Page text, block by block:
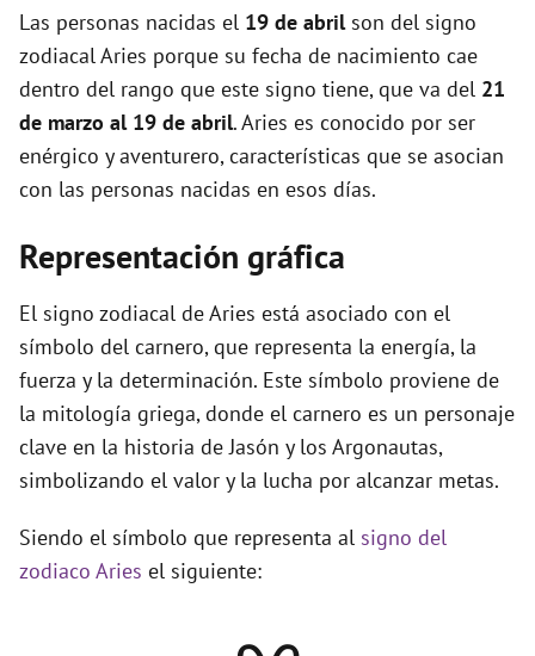
Las personas nacidas el 19 de abrilson del signo
zodiacal Aries porque su fecha de nacimiento cae
dentro del rango que este signo tiene, que va del 21
de marzo al 19 de abril. Aries es conocido por ser
enérgico y aventurero, características que se asocian
con las personas nacidas en esos días.
Representación gráfica
El signo zodiacal de Aries está asociado con el
símbolo del carnero, que representa la energía, la
fuerza y la determinación. Este símbolo proviene de
la mitología griega, donde el carnero es un personaje
clave en la historia de Jasón y los Argonautas,
simbolizando el valor y la lucha por alcanzar metas.
Siendo el símbolo que representa al signo del
zodiaco Aries el siguiente: